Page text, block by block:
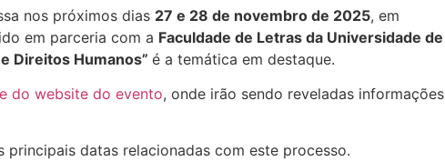
nos próximos dias 27 e 28 de novembro de 2025, em
em parceria com a Faculdade de Letras da Universidade de
Direitos Humanos” é a temática em destaque.
do website do evento, onde irão sendo reveladas informações
datas relacionadas com este processo.